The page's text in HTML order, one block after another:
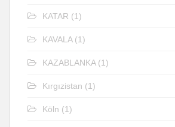
KATAR (1)
KAVALA(1)
KAZABLANKA(1)
Kırgızistan (1)
Köln (1)